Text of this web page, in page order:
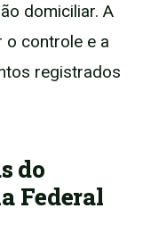
domiciliar. A
o controle e a
registrados
do
Federal